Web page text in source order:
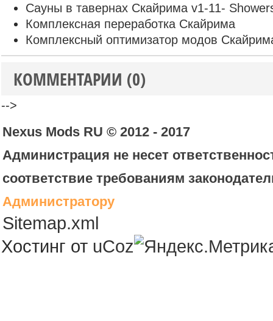
Сауны в тавернах Скайрима v1-11-
Комплексная переработка Скайрима
Комплексный оптимизатор модов
КОММЕНТАРИИ (0)
-->
Nexus Mods RU © 2012 - 2017
Администрация не несет
соответствие требованиям
Администратору
Sitemap.xml
Хостинг от uCoz